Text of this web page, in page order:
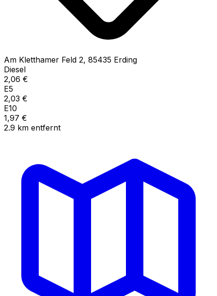
Am Kletthamer Feld 2, 85435 Erding
Diesel
2,06 €
E5
2,03 €
E10
1,97 €
2.9 km entfernt